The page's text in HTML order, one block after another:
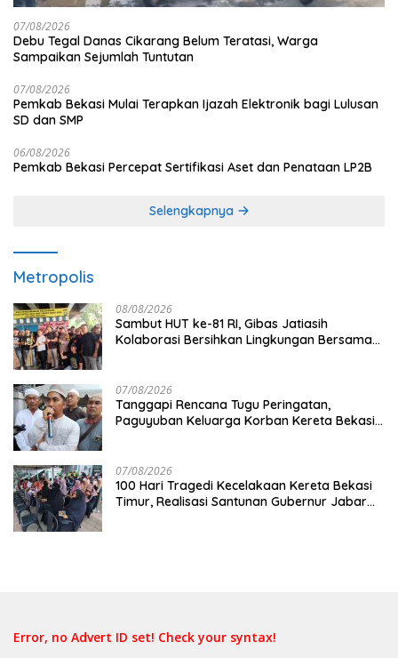
07/08/2026
Debu Tegal Danas Cikarang Belum Teratasi, Warga
Sampaikan Sejumlah Tuntutan
07/08/2026
Pemkab Bekasi Mulai Terapkan Ijazah Elektronik bagi Lulusan
SD dan SMP
06/08/2026
Pemkab Bekasi Percepat Sertifikasi Aset dan Penataan LP2B
Selengkapnya
Metropolis
08/08/2026
Sambut HUT ke-81 RI, Gibas Jatiasih
Kolaborasi Bersihkan Lingkungan Bersama
07/08/2026
Tanggapi Rencana Tugu Peringatan,
Paguyuban Keluarga Korban Kereta Bekasi
07/08/2026
100 Hari Tragedi Kecelakaan Kereta Bekasi
Timur, Realisasi Santunan Gubernur Jabar
Error, no Advert ID set! Check your syntax!